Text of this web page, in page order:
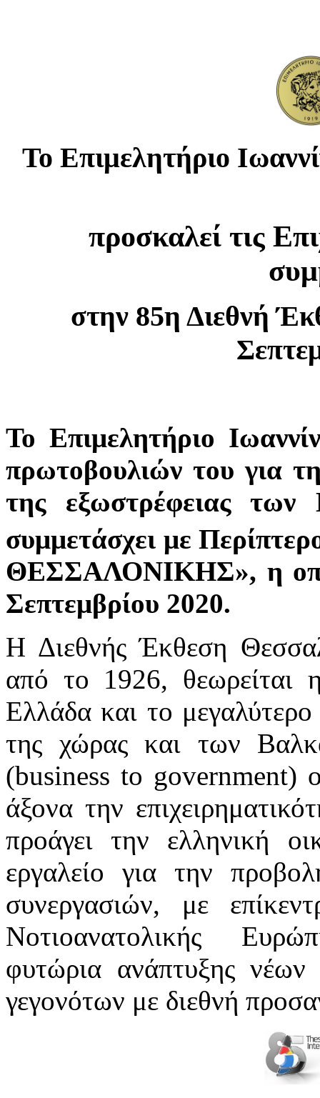
Το Επιμελητήριο
προσκαλεί τις
στην 85η Διεθνή
Το Επιμελητήριο
πρωτοβουλιών του για
της εξωστρέφειας των
συμμετάσχει με
ΘΕΣΣΑΛΟΝΙΚΗΣ», η
Σεπτεμβρίου 2020.
Η Διεθνής Έκθεση
από το 1926, θεωρείται
Ελλάδα και το μεγαλύτερο
της χώρας και των
(business to government)
άξονα την
προάγει την ελληνική
εργαλείο για την
συνεργασιών, με
Νοτιοανατολικής
φυτώρια ανάπτυξης
γεγονότων με διεθνή